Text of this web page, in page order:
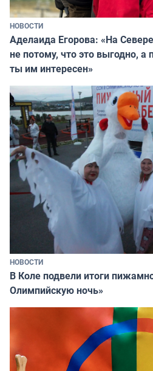
НОВОСТИ
Аделаида Егорова: «На
не потому, что это выгодно, а
ты им интересен»
НОВОСТИ
В Коле подвели итоги
Олимпийскую ночь»